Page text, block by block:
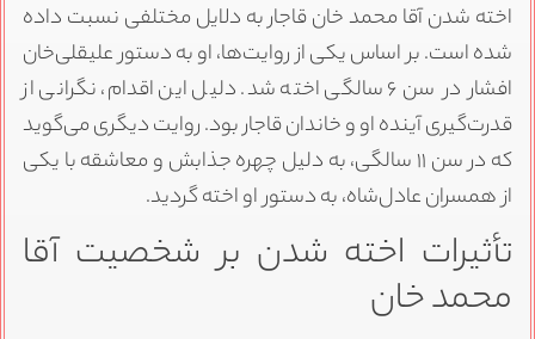
اخته شدن آقا محمد خان قاجار به دلایل مختلفی نسبت داده
شده است. بر اساس یکی از روایت‌ها، او به دستور علیقلی‌خان
افشار در سن ۶ سالگی اخته شد. دلیل این اقدام، نگرانی از
قدرت‌گیری آینده او و خاندان قاجار بود. روایت دیگری می‌گوید
که در سن ۱۱ سالگی، به دلیل چهره جذابش و معاشقه با یکی
از همسران عادل‌شاه، به دستور او اخته گردید.
تأثیرات اخته شدن بر شخصیت آقا
محمد خان